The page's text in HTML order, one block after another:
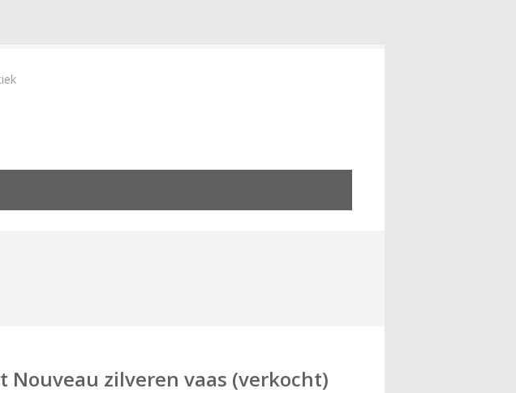
Nouveau zilveren vaas (verkocht)